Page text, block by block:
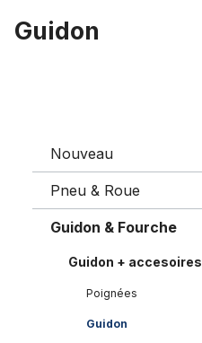
Guidon
Nouveau
Pneu & Roue
Guidon & Fourche
Guidon + accesoires
Poignées
Guidon